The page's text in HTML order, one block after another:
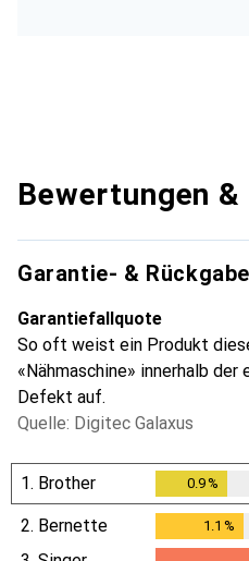
Bewertungen &
Garantie- &
Garantiefallquote
So oft weist ein Produkt
«Nähmaschine» innerhalb
Defekt auf.
Quelle: Digitec Galaxus
1. Brother 0.9%
2. Bernette 1.1 %